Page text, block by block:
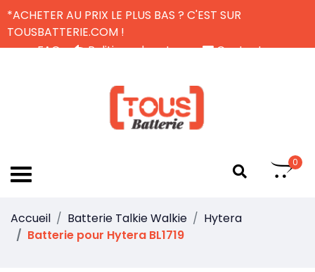
*ACHETER AU PRIX LE PLUS BAS ? C'EST SUR
TOUSBATTERIE.COM !
FAQ
Politique de retour
Contactez-nous
0
Accueil Batterie Talkie Walkie
Hytera
Batterie pour Hytera BL1719